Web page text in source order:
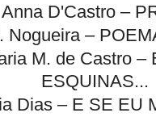
Anna D'Castro –
Nogueira –
M. de Castro –
Dias – E SE EU